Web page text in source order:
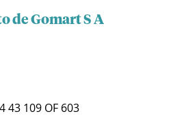
de Gomart S A
43 109 OF 603